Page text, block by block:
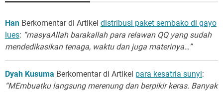
Han Berkomentar di Artikel distribusi paket sembako di gayo
lues: “masyaAllah barakallah para relawan QQ yang sudah
mendedikasikan tenaga, waktu dan juga materinya…”
Dyah Kusuma Berkomentar di Artikel para kesatria sunyi:
“MEmbuatku langsung merenung dan berpikir keras. Banyak